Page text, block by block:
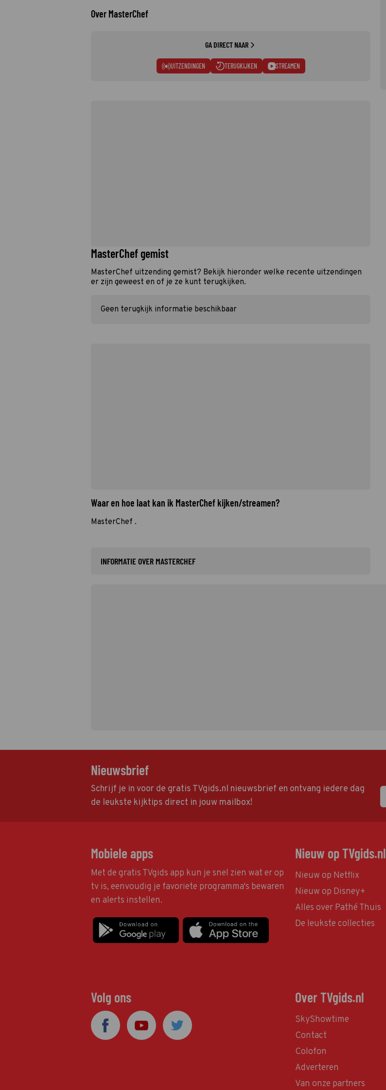
Over MasterChef
GA DIRECT NAAR
UITZENDINGEN TERUGKIJKEN STREAMEN
MasterChef gemist
MasterChef uitzending gemist? Bekijk hieronder welke recente uitzendingen
er zijn geweest en of je ze kunt terugkijken.
Geen terugkijk informatie beschikbaar
Waar en hoe laat kan ik MasterChef kijken/streamen?
MasterChef .
INFORMATIE OVER MASTERCHEF
Nieuwsbrief
Schrijf je in voor de gratis TVgids.nl nieuwsbrief en ontvang iedere dag
de leukste kijktips direct in jouw mailbox!
Mobiele apps
Met de gratis TVgids app kun je snel zien wat er op
tv is, eenvoudig je favoriete programma's bewaren
en alerts instellen.
Nieuw op TVgids.nl
Nieuw op Netflix
Nieuw op Disney+
Alles over Pathé Thuis
De leukste collecties
Volg ons Over TVgids.nl
SkyShowtime
Contact
Colofon
Adverteren
Van onze partners